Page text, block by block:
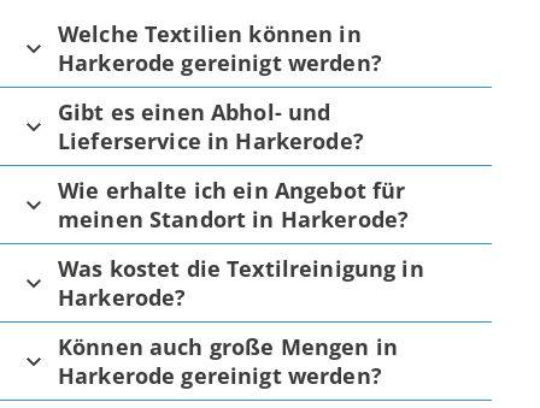
Welche Textilien können in
Harkerode gereinigt werden?
Gibt es einen Abhol- und
Lieferservice in Harkerode?
Wie erhalte ich ein Angebot für
meinen Standort in Harkerode?
Was kostet die Textilreinigung in
Harkerode?
Können auch große Mengen in
Harkerode gereinigt werden?